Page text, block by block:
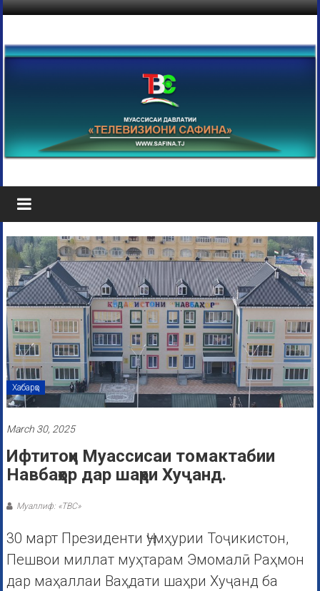
Хабарҳо
March 30, 2025
Ифтитоҳи Муассисаи томактабии
Навбаҳор дар шаҳри Хуҷанд.
Муаллиф: «ТВС»
30 март Президенти Ҷумҳурии Тоҷикистон,
Пешвои миллат муҳтарам Эмомалӣ Раҳмон
дар маҳаллаи Ваҳдати шаҳри Хуҷанд ба